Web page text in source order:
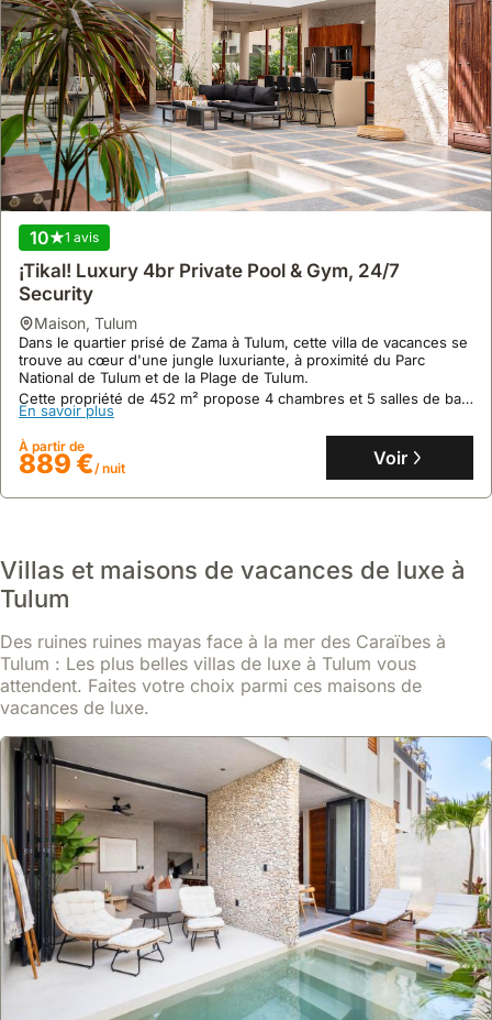
9.4 3 avis
New Villa 4bdr Private Pool & Hot Tub Tulum Veleta
12 People
À 3 minutes en voiture du Cenote Cristal et 4 minutes du Cenote
Calavera, cette villa de luxe est située dans le quartier La Veleta
conviviaux.
À partir de
222 €/ nuit Voir
8.2 32 avis
4bdr Luxury Villa 2 Private Pools 10 Min Beach &
10 1 avis
¡Tikal! Luxury 4br Private Pool & Gym, 24/7
Security
maison, Tulum
Dans le quartier prisé de Zama à Tulum, cette villa de vacances se
trouve au cœur d'une jungle luxuriante, à proximité du Parc
National de Tulum et de la Plage de Tulum.
Cette propriété de 452 m² propose 4 chambres et 5 salles de bain
pour accueillir jusqu'à 14 personnes, avec une piscine intérieure,
un jacuzzi et une salle de sport pour votre détente.
En savoir plus
À partir de
889 €/ nuit Voir
Villas et maisons de vacances de luxe à
Tulum
Des ruines ruines mayas face à la mer des Caraïbes à
Tulum : Les plus belles villas de luxe à Tulum vous
attendent. Faites votre choix parmi ces maisons de
vacances de luxe.